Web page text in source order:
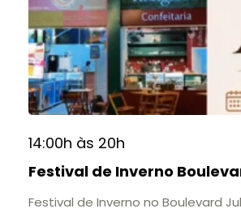
14:00h às 20h
Festival de Inverno
Festival de Inverno no Boulevard